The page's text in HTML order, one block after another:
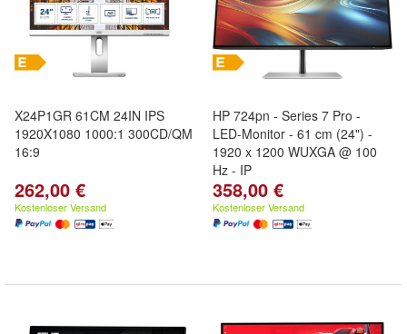
X24P1GR 61CM 24IN IPS
1920X1080 1000:1 300CD/QM
16:9
262,00 €
Kostenloser Versand
HP 724pn - Series 7 Pro -
LED-Monitor - 61 cm (24") -
1920 x 1200 WUXGA @ 100
Hz - IP
358,00 €
Kostenloser Versand